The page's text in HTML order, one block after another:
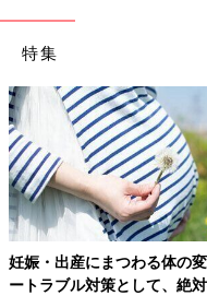
特集
妊娠・出産にまつわる体の
ートラブル対策として、絶